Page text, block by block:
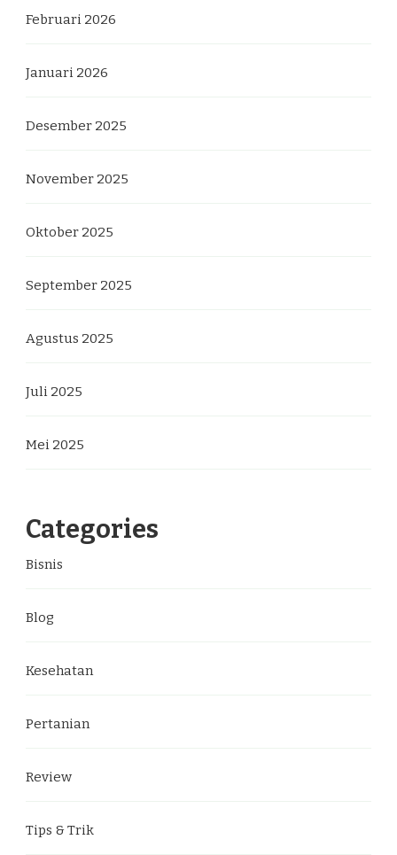
Februari 2026
Januari 2026
Desember 2025
November 2025
Oktober 2025
September 2025
Agustus 2025
Juli 2025
Mei 2025
Categories
Bisnis
Blog
Kesehatan
Pertanian
Review
Tips & Trik